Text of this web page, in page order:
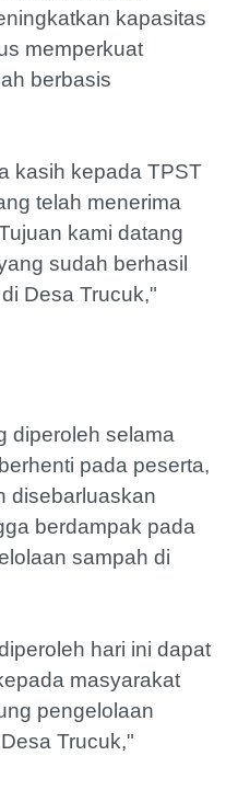
kapasitas
memperkuat
berbasis
kasih kepada TPST
telah menerima
kami datang
sudah berhasil
Desa Trucuk,"
diperoleh selama
pada peserta,
disebarluaskan
berdampak pada
sampah di
hari ini dapat
masyarakat
pengelolaan
Trucuk,"